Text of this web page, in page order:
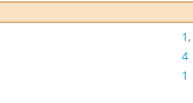
1,
4
1